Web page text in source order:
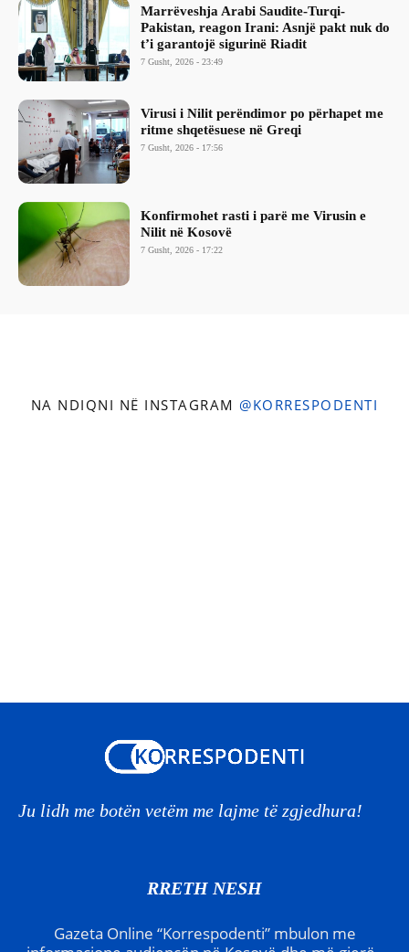
Marrëveshja Arabi Saudite-Turqi-
Pakistan, reagon Irani: Asnjë pakt nuk do
t’i garantojë sigurinë Riadit
7 Gusht, 2026 - 23:49
Virusi i Nilit perëndimor po përhapet me
ritme shqetësuese në Greqi
7 Gusht, 2026 - 17:56
Konfirmohet rasti i parë me Virusin e
Nilit në Kosovë
7 Gusht, 2026 - 17:22
NA NDIQNI NË INSTAGRAM @KORRESPODENTI
Ju lidh me botën vetëm me lajme të zgjedhura!
RRETH NESH
Gazeta Online “Korrespodenti” mbulon me